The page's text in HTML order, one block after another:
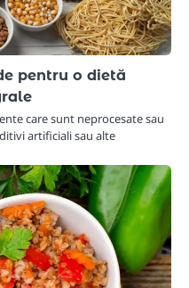
pentru o dietă
care sunt neprocesate sau
artificiali sau alte